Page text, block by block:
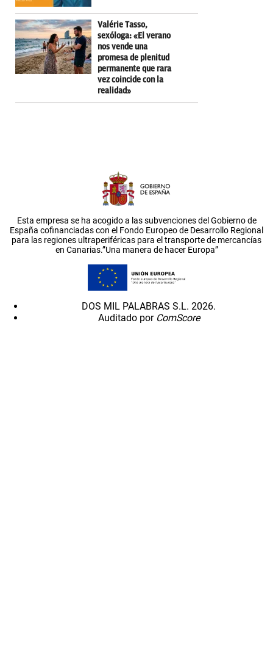
Valérie Tasso,
sexóloga: «El verano
nos vende una
promesa de plenitud
permanente que rara
vez coincide con la
realidad»
Esta empresa se ha acogido a las subvenciones del Gobierno de
España cofinanciadas con el Fondo Europeo de Desarrollo Regional
para las regiones ultraperiféricas para el transporte de mercancías
en Canarias.”Una manera de hacer Europa”
DOS MIL PALABRAS S.L. 2026.
Auditado por ComScore